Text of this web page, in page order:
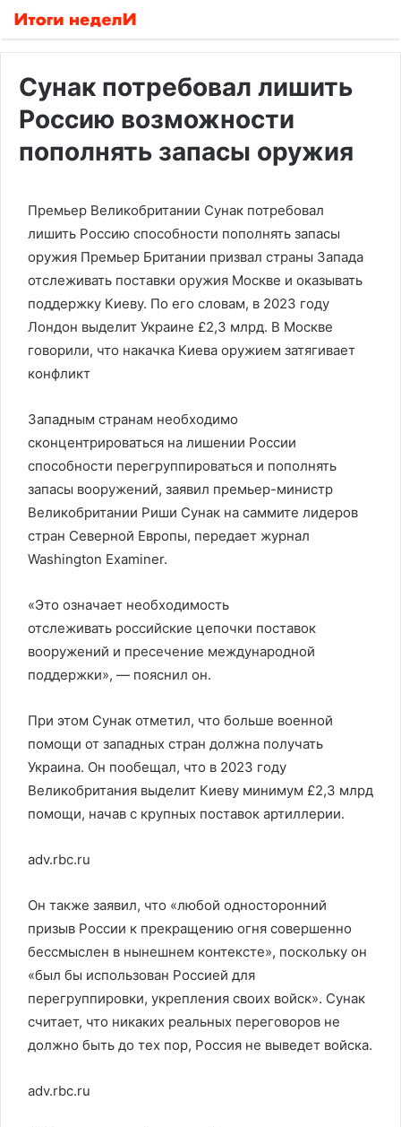
Сунак потребовал лишить
Россию возможности
пополнять запасы оружия
Премьер Великобритании Сунак потребовал
лишить Россию способности пополнять запасы
оружия Премьер Британии призвал страны Запада
отслеживать поставки оружия Москве и оказывать
поддержку Киеву. По его словам, в 2023 году
Лондон выделит Украине £2,3 млрд. В Москве
говорили, что накачка Киева оружием затягивает
конфликт
Западным странам необходимо
сконцентрироваться на лишении России
способности перегруппироваться и пополнять
запасы вооружений, заявил премьер-министр
Великобритании Риши Сунак на саммите лидеров
стран Северной Европы, передает журнал
Washington Examiner.
«Это означает необходимость
отслеживать российские цепочки поставок
вооружений и пресечение международной
поддержки», — пояснил он.
При этом Сунак отметил, что больше военной
помощи от западных стран должна получать
Украина. Он пообещал, что в 2023 году
Великобритания выделит Киеву минимум £2,3 млрд
помощи, начав с крупных поставок артиллерии.
adv.rbc.ru
Он также заявил, что «любой односторонний
призыв России к прекращению огня совершенно
бессмыслен в нынешнем контексте», поскольку он
«был бы использован Россией для
перегруппировки, укрепления своих войск». Сунак
считает, что никаких реальных переговоров не
должно быть до тех пор, Россия не выведет войска.
adv.rbc.ru